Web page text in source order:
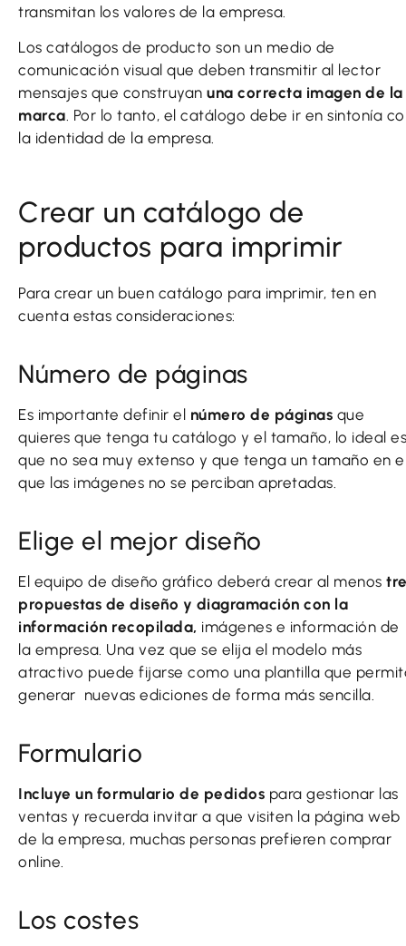
transmitan los valores de la empresa.
Los catálogos de producto son un medio de
comunicación visual que deben transmitir al lector
mensajes que construyan una correcta imagen de la
marca. Por lo tanto, el catálogo debe ir en sintonía
la identidad de la empresa.
Crear un catálogo de
productos para imprimir
Para crear un buen catálogo para imprimir, ten en
cuenta estas consideraciones:
Número de páginas
Es importante definir el número de páginas que
quieres que tenga tu catálogo y el tamaño, lo ideal es
que no sea muy extenso y que tenga un tamaño en
que las imágenes no se perciban apretadas.
Elige el mejor diseño
El equipo de diseño gráfico deberá crear al menos
propuestas de diseño y diagramación con la
información recopilada, imágenes e información de
la empresa. Una vez que se elija el modelo más
atractivo puede fijarse como una plantilla que
generar nuevas ediciones de forma más sencilla.
Formulario
Incluye un formulario de pedidos para gestionar las
ventas y recuerda invitar a que visiten la página web
de la empresa, muchas personas prefieren comprar
online.
Los costes